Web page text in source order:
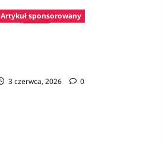
Artykuł sponsorowany
3 czerwca, 2026 0